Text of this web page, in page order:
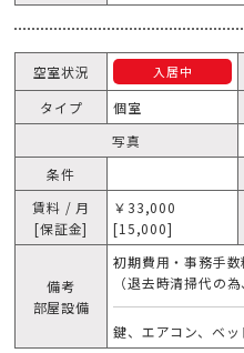
空室状況 入居中
タイプ
個室
写真
条件
賃料 / 月
[保証金]
￥33,000
[15,000]
備考
部屋設備
初期費用・事務手
（退去時清掃代の為
鍵、エアコン、ベッ